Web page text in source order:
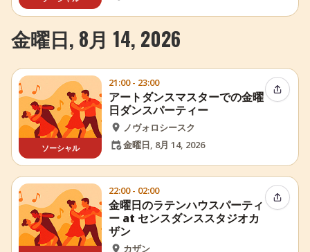
金曜日, 8月 14, 2026
ソーシャル
21:00 - 23:00
アートダンスマスターでの金曜
日ダンスパーティー
ノヴォロシースク
金曜日, 8月 14, 2026
イベン
22:00 - 02:00
金曜日のラテンハウスパーティ
ー at センスダンススタジオカ
ザン
カザン
イベン